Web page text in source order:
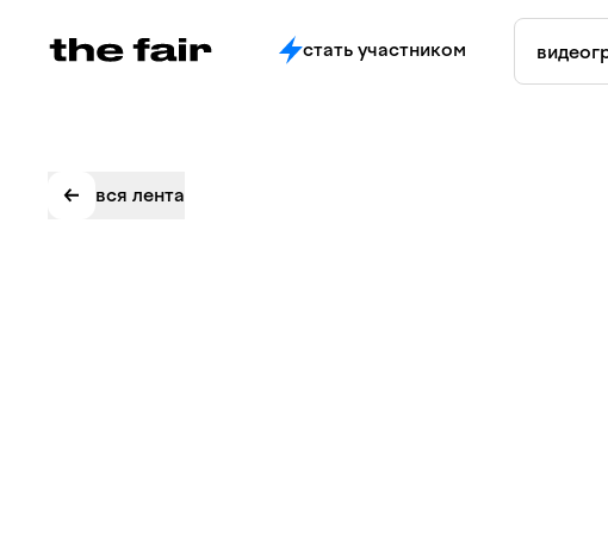
стать участником
вся лента